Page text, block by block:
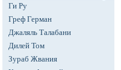
Ги Ру
Греф Герман
Джаляль Талабани
Дилей Том
Зураб Жвания